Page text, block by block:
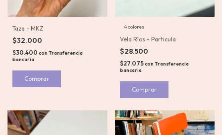
Taza - MKZ
$32.000
$30.400 con Transferencia
bancaria
4 colores
Vela Ríos - Particula
$28.500
$27.075con Transferencia
bancaria
Comprar